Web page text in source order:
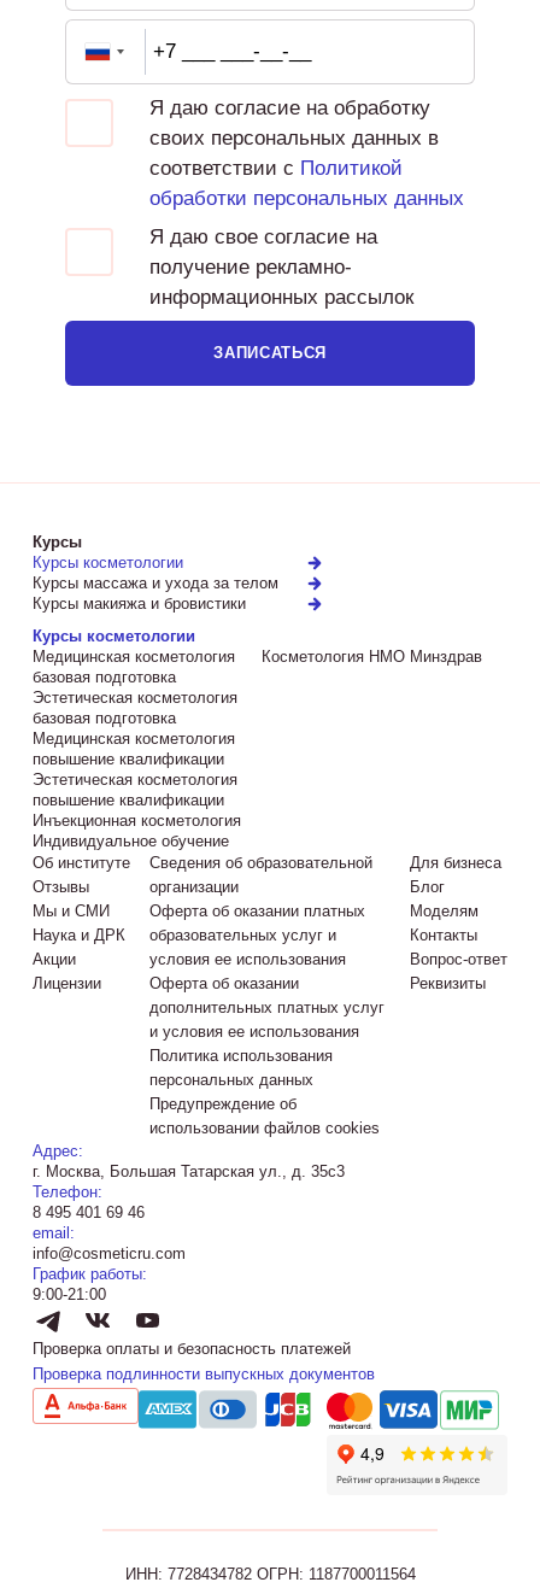
Я даю согласие на обработку
своих персональных данных в
соответствии с Политикой
обработки персональных данных
Я даю свое согласие на
получение рекламно-
информационных рассылок
ЗАПИСАТЬСЯ
Курсы
Курсы косметологии
Курсы массажа и ухода за телом
Курсы макияжа и бровистики
Курсы косметологии
Медицинская косметология
базовая подготовка
Эстетическая косметология
базовая подготовка
Медицинская косметология
повышение квалификации
Эстетическая косметология
повышение квалификации
Инъекционная косметология
Индивидуальное обучение
Косметология НМО Минздрав
Об институте
Отзывы
Мы и СМИ
Наука и ДРК
Акции
Лицензии
Сведения об образовательной
организации
Оферта об оказании платных
образовательных услуг и
условия ее использования
Оферта об оказании
дополнительных платных услуг
и условия ее использования
Политика использования
персональных данных
Предупреждение об
использовании файлов cookies
Для бизнеса
Блог
Моделям
Контакты
Вопрос-ответ
Реквизиты
Адрес:
г. Москва, Большая Татарская ул., д. 35с3
Телефон:
8 495 401 69 46
email:
info@cosmeticru.com
График работы:
9:00-21:00
Проверка оплаты и безопасность платежей
Проверка подлинности выпускных документов
ИНН: 7728434782 ОГРН: 1187700011564